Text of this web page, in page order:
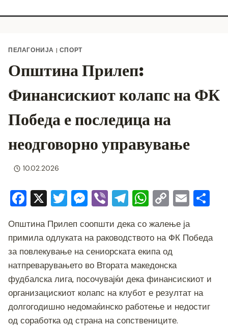
ПЕЛАГОНИЈА | СПОРТ
Општина Прилеп:
Финансискиот колапс на ФК
Победа е последица на
неодговорно управување
10.02.2026
F
c
e
b
o
o
k
X T
tt
er
M
ss
e
n
g
er
Vi
er
T
e
gr
a
m
W
at
s
A
p
p
C
p
y
Li
n
k
E
ai
l
ar
e
Општина Прилеп соопшти дека со жалење ја
примила одлуката на раководството на ФК Победа
за повлекување на сениорската екипа од
натпреварувањето во Втората македонска
фудбалска лига, посочувајќи дека финансискиот и
организацискиот колапс на клубот е резултат на
долгогодишно недомаќинско работење и недостиг
од соработка од страна на сопствениците.